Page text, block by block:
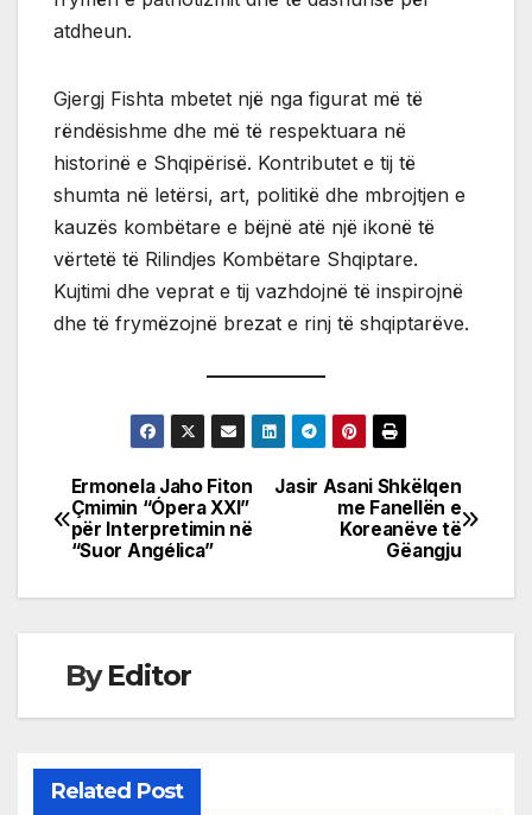
atdheun.
Gjergj Fishta mbetet një nga figurat më të
rëndësishme dhe më të respektuara në
historinë e Shqipërisë. Kontributet e tij të
shumta në letërsi, art, politikë dhe mbrojtjen e
kauzës kombëtare e bëjnë atë një ikonë të
vërtetë të Rilindjes Kombëtare Shqiptare.
Kujtimi dhe veprat e tij vazhdojnë të inspirojnë
dhe të frymëzojnë brezat e rinj të shqiptarëve.
Post
navigation
Jasir Asani Shkëlqen
me Fanellën e
Koreanëve të
Gëangju
Ermonela Jaho Fiton
Çmimin “Ópera XXI”
për Interpretimin në
“Suor Angélica”
ByEditor
Related Post